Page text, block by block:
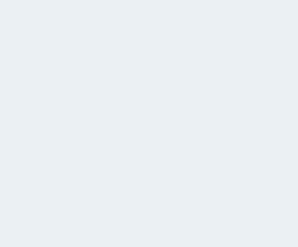
- Гера
Развития - Гея (Наталия)